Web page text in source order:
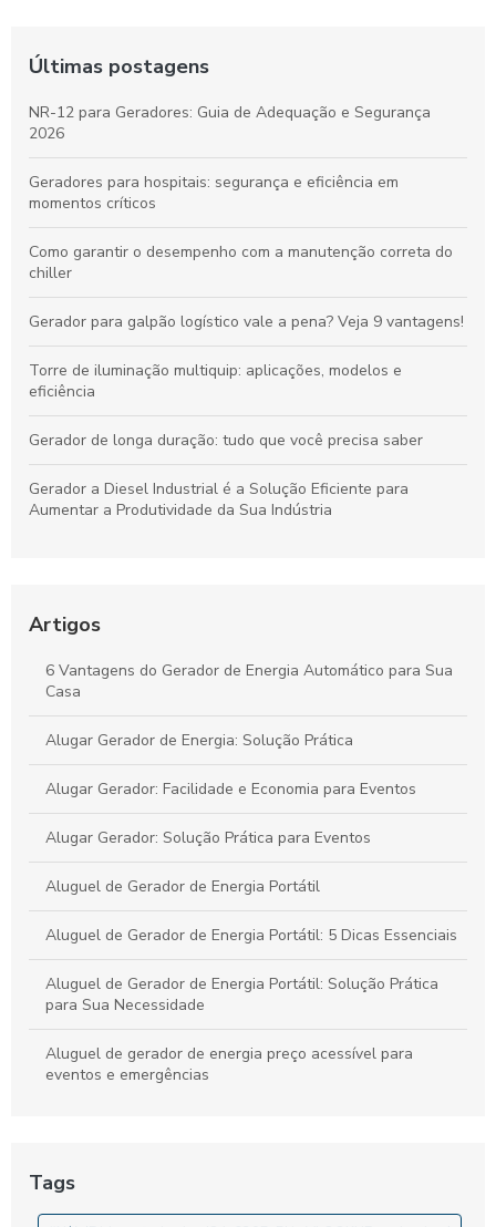
Últimas postagens
NR-12 para Geradores: Guia de Adequação e Segurança
2026
Geradores para hospitais: segurança e eficiência em
momentos críticos
Como garantir o desempenho com a manutenção correta do
chiller
Gerador para galpão logístico vale a pena? Veja 9 vantagens!
Torre de iluminação multiquip: aplicações, modelos e
eficiência
Gerador de longa duração: tudo que você precisa saber
Gerador a Diesel Industrial é a Solução Eficiente para
Aumentar a Produtividade da Sua Indústria
Conserto de gerador de energia: saiba como prolongar a vida
Como Alugar um Gerador Diário e Evitar Surpresas
Artigos
6 Vantagens do Gerador de Energia Automático para Sua
Casa
Alugar Gerador de Energia: Solução Prática
Alugar Gerador: Facilidade e Economia para Eventos
Alugar Gerador: Solução Prática para Eventos
Aluguel de Gerador de Energia Portátil
Aluguel de Gerador de Energia Portátil: 5 Dicas Essenciais
Aluguel de Gerador de Energia Portátil: Solução Prática
para Sua Necessidade
Aluguel de gerador de energia preço acessível para
eventos e emergências
Aluguel de Gerador de Energia Preço: O Que Você Precisa
Saber
Tags